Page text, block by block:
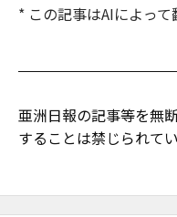
* この記事はAIによって
亜洲日報の記事等を無
することは禁じられてい